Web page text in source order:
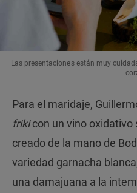
Las presentaciones están muy
Para el maridaje,
frikicon un vino oxidativo
creado de la mano de
variedad garnacha
una damajuana a la